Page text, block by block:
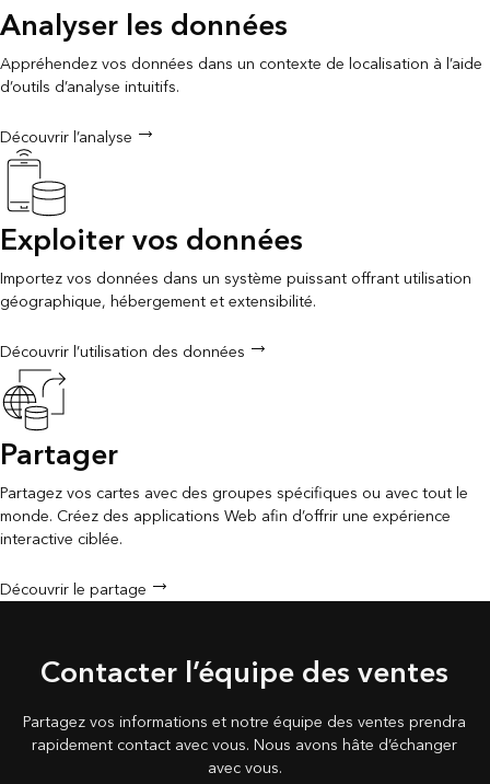
Analyser les données
Appréhendez vos données dans un contexte de localisation à l’aide
d’outils d’analyse intuitifs.
Découvrir l’analyse
Exploiter vos données
Importez vos données dans un système puissant offrant utilisation
géographique, hébergement et extensibilité.
Découvrir l’utilisation des données
Partager
Partagez vos cartes avec des groupes spécifiques ou avec tout le
monde. Créez des applications Web afin d’offrir une expérience
interactive ciblée.
Découvrir le partage
Contacter l’équipe des ventes
Partagez vos informations et notre équipe des ventes prendra
rapidement contact avec vous. Nous avons hâte d’échanger
avec vous.